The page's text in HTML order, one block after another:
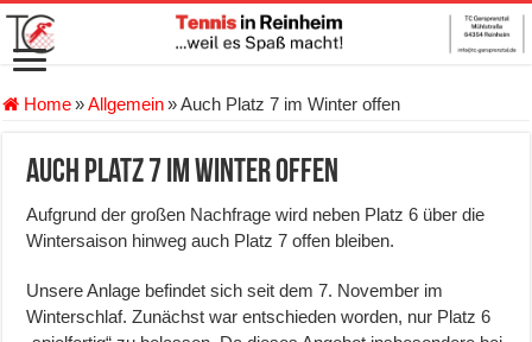
Home»Allgemein»Auch Platz 7 im Winter offen
Auch Platz 7 im Winter offen
Aufgrund der großen Nachfrage wird neben Platz 6 über die
Wintersaison hinweg auch Platz 7 offen bleiben.
Unsere Anlage befindet sich seit dem 7. November im
Winterschlaf. Zunächst war entschieden worden, nur Platz 6